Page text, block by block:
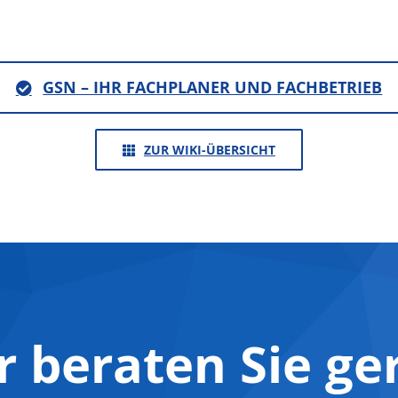
GSN – IHR FACHPLANER UND FACHBETRIEB
ZUR WIKI-ÜBERSICHT
beraten Sie